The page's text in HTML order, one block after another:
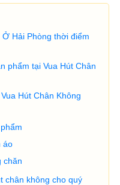
Hải Phòng thời điểm
phẩm tại Vua Hút Chân
Hút Chân Không
áo
chăn
chân không cho quý